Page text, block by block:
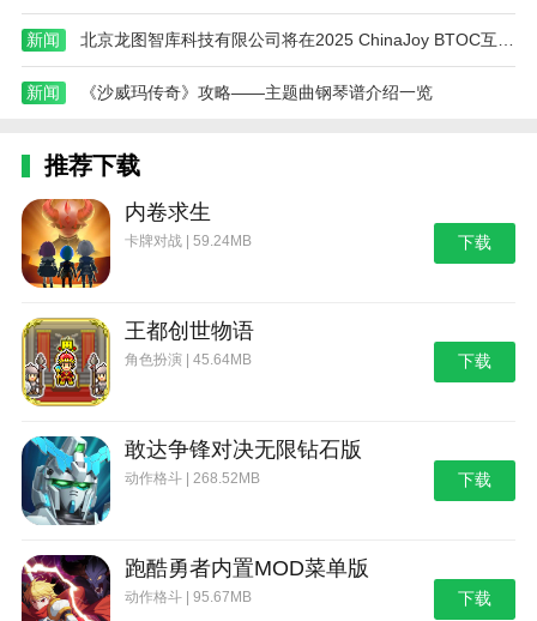
app最好的网站！
新闻
新闻 《沙威玛传奇》攻略——主题曲钢琴谱介绍一览
推荐下载
内卷求生
卡牌对战 | 59.24MB 下载
王都创世物语
角色扮演 | 45.64MB 下载
敢达争锋对决无限钻石版
动作格斗 | 268.52MB 下载
跑酷勇者内置MOD菜单版
动作格斗 | 95.67MB 下载